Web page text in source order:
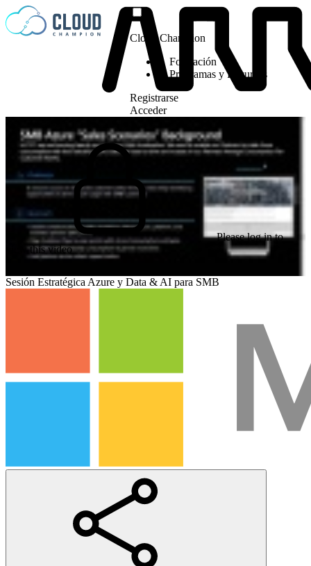
Saltar al contenido
Cloud Champion
Formación
Programas y Recursos
Registrarse
Acceder
Please log in to
view this video
Sesión Estratégica Azure y Data & AI para SMB